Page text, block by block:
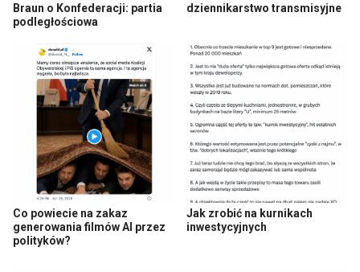
Braun o Konfederacji: partia
podległościowa
dziennikarstwo transmisyjne
Co powiecie na zakaz
generowania filmów AI przez
polityków?
Jak zrobić na kurnikach
inwestycyjnych